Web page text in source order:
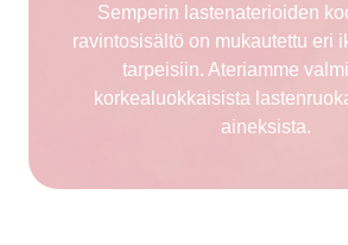
Semperin lastenaterioiden
ravintosisältö on mukautettu eri
tarpeisiin. Ateriamme
korkealuokkaisista
aineksista.